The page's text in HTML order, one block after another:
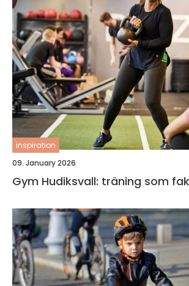
inspiration
09. January 2026
Gym Hudiksvall: träning som